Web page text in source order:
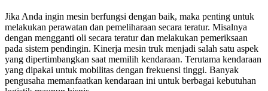
Jika Anda ingin mesin berfungsi dengan baik, maka penting untuk
melakukan perawatan dan pemeliharaan secara teratur. Misalnya
dengan mengganti oli secara teratur dan melakukan pemeriksaan
pada sistem pendingin. Kinerja mesin truk menjadi salah satu aspek
yang dipertimbangkan saat memilih kendaraan. Terutama kendaraan
yang dipakai untuk mobilitas dengan frekuensi tinggi. Banyak
pengusaha memanfaatkan kendaraan ini untuk berbagai kebutuhan